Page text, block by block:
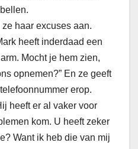
haar excuses aan.
heeft inderdaad een
Mocht je hem zien,
opnemen?” En ze geeft
erop.
heeft er al vaker voor
kom. U heeft zeker
Want ik heb die van mij